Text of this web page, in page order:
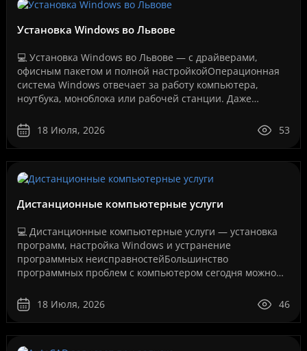
Установка Windows во Львове
💻 Установка Windows во Львове — с драйверами,
офисным пакетом и полной настройкойОперационная
система Windows отвечает за работу компьютера,
ноутбука, моноблока или рабочей станции. Даже
если система у..
18 Июля, 2026 53
Дистанционные компьютерные услуги
💻 Дистанционные компьютерные услуги — установка
программ, настройка Windows и устранение
программных неисправностейБольшинство
программных проблем с компьютером сегодня можно
сервисный центр и без ожидания..
18 Июля, 2026 46